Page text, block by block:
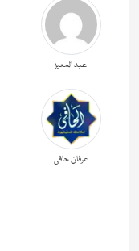
عبد المعیز
عرفان حافی